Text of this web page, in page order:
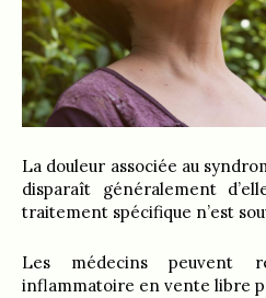
La douleur associée au
disparaît généralement
traitement spécifique n’est
Les médecins peuvent
inflammatoire en vente libre